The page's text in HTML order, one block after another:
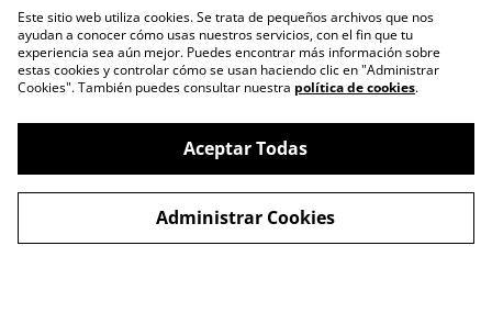
Condiciones
Política de Privacidad
Política de Cookies
Blogs
Este sitio web utiliza cookies. Se trata de pequeños archivos que nos
ayudan a conocer cómo usas nuestros servicios, con el fin que tu
experiencia sea aún mejor. Puedes encontrar más información sobre
estas cookies y controlar cómo se usan haciendo clic en "Administrar
Cookies". También puedes consultar nuestra política de cookies.
Aceptar Todas
Administrar Cookies